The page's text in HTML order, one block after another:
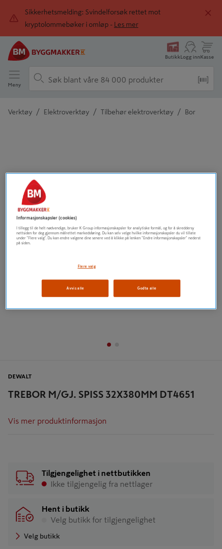
Sikkerhetsmelding: Svindelforsøk rettet mot
kryptolommebøker i omløp -
Les mer
ButikkLogg innKasse
Meny
Verktøy / Elektroverktøy / Tilbehør elektroverktøy / Bor
Tidligere
TREBOR M/GJ. SPISS 32X380MM DT4651
DEWALT
Vis mer produktinformasjon
Tilgjengelighet i nettbutikken
Ikke tilgjengelig fra nettlager
Hent i butikk
Velg butikk for tilgjengelighet
Velg butikk
Informasjonskapsler (cookies)
I tillegg til de helt nødvendige, bruker K Group informasjonskapsler for analytiske formål, og for å skreddersy
nettsiden for deg gjennom målrettet markedsføring. Du kan selv velge hvilke informasjonskapsler du vil tillate
under "Flere valg". Du kan endre valgene dine senere ved å klikke på lenken "Endre informasjonskapsler" nederst
på siden.
Flere valg
Avvis alle Godta alle